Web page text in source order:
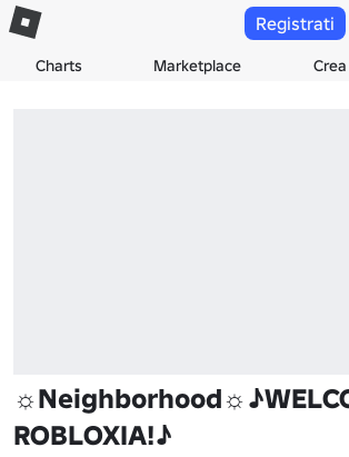
Charts Marketplace Crea
Registrati
ROBLOXIA!♪